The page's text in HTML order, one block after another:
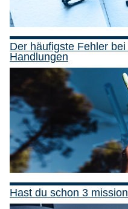
Der häufigste Fehler
Handlungen
Hast du schon 3